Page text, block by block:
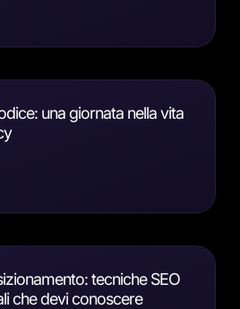
una giornata nella vita
tecniche SEO
che devi conoscere